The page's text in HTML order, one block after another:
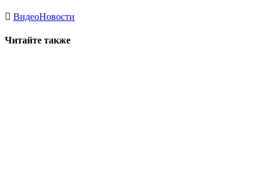
ВидеоНовости
Читайте также